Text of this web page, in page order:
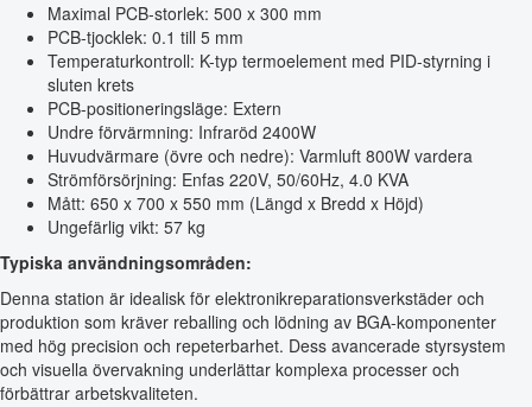
Maximal PCB-storlek: 500 x 300 mm
PCB-tjocklek: 0.1 till 5 mm
Temperaturkontroll: K-typ termoelement med PID-styrning i
sluten krets
PCB-positioneringsläge: Extern
Undre förvärmning: Infraröd 2400W
Huvudvärmare (övre och nedre): Varmluft 800W vardera
Strömförsörjning: Enfas 220V, 50/60Hz, 4.0 KVA
Mått: 650 x 700 x 550 mm (Längd x Bredd x Höjd)
Ungefärlig vikt: 57 kg
Typiska användningsområden:
Denna station är idealisk för elektronikreparationsverkstäder och
produktion som kräver reballing och lödning av BGA-komponenter
med hög precision och repeterbarhet. Dess avancerade styrsystem
och visuella övervakning underlättar komplexa processer och
förbättrar arbetskvaliteten.